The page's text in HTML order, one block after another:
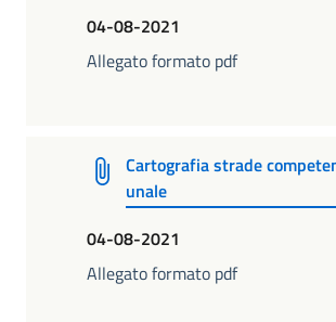
04-08-2021
Allegato formato pdf
Cartografia strade
unale
04-08-2021
Allegato formato pdf